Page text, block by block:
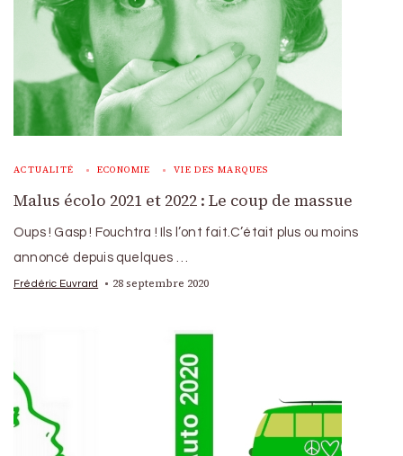
ACTUALITÉ ECONOMIE VIE DES MARQUES
Malus écolo 2021 et 2022 : Le coup de massue
Oups ! Gasp ! Fouchtra ! Ils l’ont fait.C’était plus ou moins
annoncé depuis quelques …
Frédéric Euvrard 28 septembre 2020